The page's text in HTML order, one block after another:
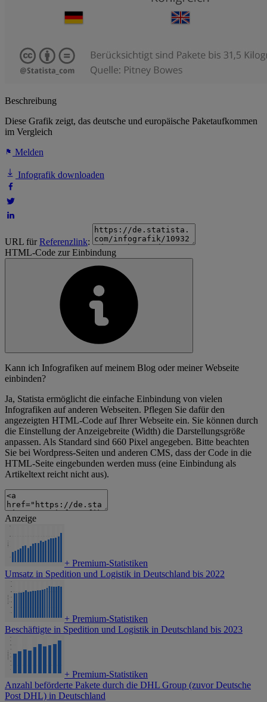
Beschreibung
Diese Grafik zeigt, das deutsche und europäische Paketaufkommen
im Vergleich
Melden
Infografik downloaden
URL fürReferenzlink:
HTML-Code zur Einbindung
Kann ich Infografiken auf meinem Blog oder meiner Webseite
einbinden?
Ja, Statista ermöglicht die einfache Einbindung von vielen
Infografiken auf anderen Webseiten. Pflegen Sie dafür den
angezeigten HTML-Code auf Ihrer Webseite ein. Sie können durch
die Einstellung der Anzeigebreite (Width) die Darstellungsgröße
anpassen. Als Standard sind 660 Pixel angegeben. Bitte beachten
Sie bei Wordpress-Seiten und anderen CMS, dass der Code in die
HTML-Seite eingebunden werden muss (eine Einbindung als
Artikeltext reicht nicht aus).
Anzeige
+ Premium-Statistiken
Umsatz in Spedition und Logistik in Deutschland bis 2022
+ Premium-Statistiken
Beschäftigte in Spedition und Logistik in Deutschland bis 2023
+ Premium-Statistiken
Anzahl beförderte Pakete durch die DHL Group (zuvor Deutsche
Post DHL) in Deutschland